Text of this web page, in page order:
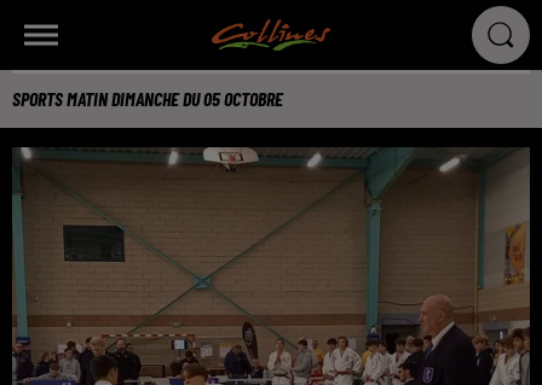
SPORTS MATIN DIMANCHE DU 05 OCTOBRE